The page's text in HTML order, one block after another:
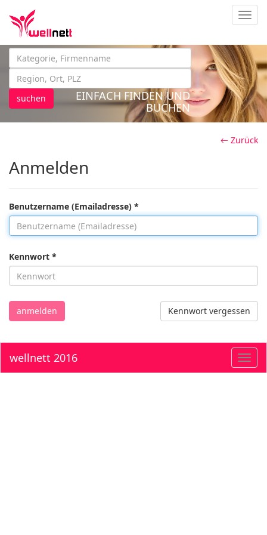
suchen
EINFACH FINDEN UND
BUCHEN
← Zurück
Anmelden
Benutzername (Emailadresse) *
Kennwort *
anmelden Kennwort vergessen
wellnett 2016